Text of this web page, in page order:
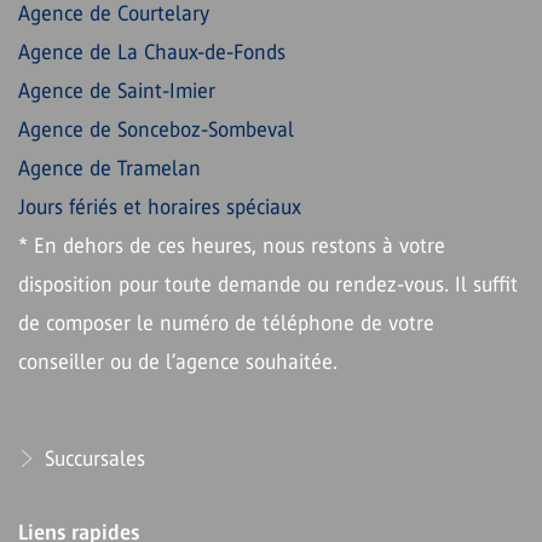
Agence de Courtelary
Agence de La Chaux-de-Fonds
Agence de Saint-Imier
Agence de Sonceboz-Sombeval
Agence de Tramelan
Jours fériés et horaires spéciaux
* En dehors de ces heures, nous restons à votre
disposition pour toute demande ou rendez-vous. Il suffit
de composer le numéro de téléphone de votre
conseiller ou de l’agence souhaitée.
Succursales
Liens rapides